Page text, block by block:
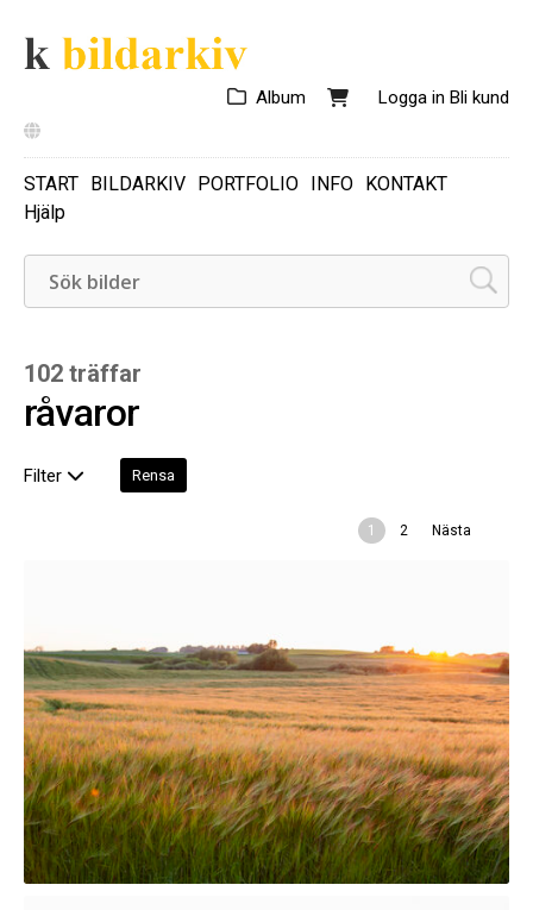
Logga in Bli kund
Album
START BILDARKIV PORTFOLIO INFO
KONTAKT
Hjälp
102 träffar
råvaror
Filter Rensa
1 2 Nästa